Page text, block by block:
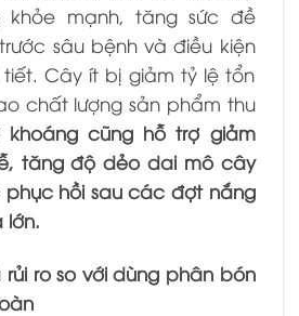
khỏe mạnh, tăng sức đề
sâu bệnh và điều kiện
Cây ít bị giảm tỷ lệ tổn
chất lượng sản phẩm thu
khoáng cũng hỗ trợ giảm
tăng độ dẻo dai mô cây
phục hồi sau các đợt nắng
lớn.
ro so với dùng phân bón